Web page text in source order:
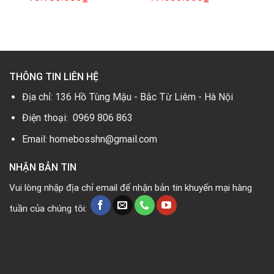
gốc
hiện
gốc
hiện
THÔNG TIN LIÊN HỆ
Địa chỉ: 136 Hồ Tùng Mậu - Bắc Từ Liêm - Hà Nội
Điện thoại: 0969 806 863
Email: homebosshn@gmail.com
NHẬN BẢN TIN
Vui lòng nhập địa chỉ email để nhận bản tin khuyến mại hàng
tuần của chúng tôi: